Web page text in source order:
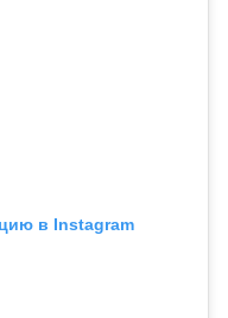
в Instagram